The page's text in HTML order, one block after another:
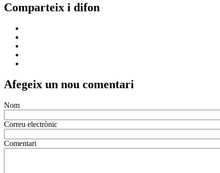
Comparteix i difon
Afegeix un nou comentari
Nom
Correu electrònic
Comentari